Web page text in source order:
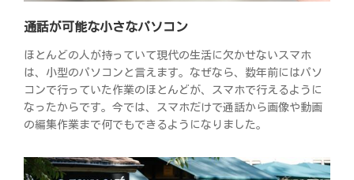
通話が可能な小さなパソコン
ほとんどの人が持っていて現代の生活に欠かせないスマホ
は、小型のパソコンと言えます。なぜなら、数年前にはパソ
コンで行っていた作業のほとんどが、スマホで行えるように
なったからです。今では、スマホだけで通話から画像や動画
の編集作業まで何でもできるようになりました。